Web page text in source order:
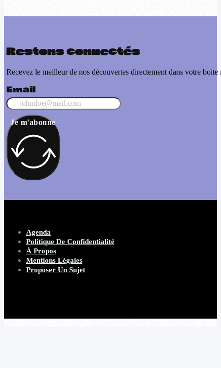
Restons connectés
Recevez le meilleur de nos découvertes directement dans votre boite
Email
Je m'abonne
Agenda
Politique De Confidentialité
À Propos
Mentions Légales
Proposer Un Sujet